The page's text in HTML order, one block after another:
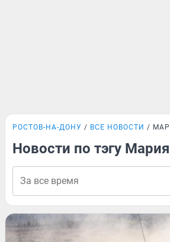
РОСТОВ-НА-ДОНУ ВСЕ НОВОСТИ
Новости по тэгу